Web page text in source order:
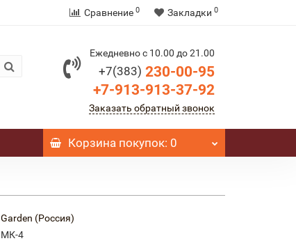
Сравнение 0 Закладки 0
Ежедневно с 10.00 до 21.00
+7(383) 230-00-95
+7-913-913-37-92
Заказать обратный звонок
Корзинапокупок: 0
Garden (Россия)
МК-4